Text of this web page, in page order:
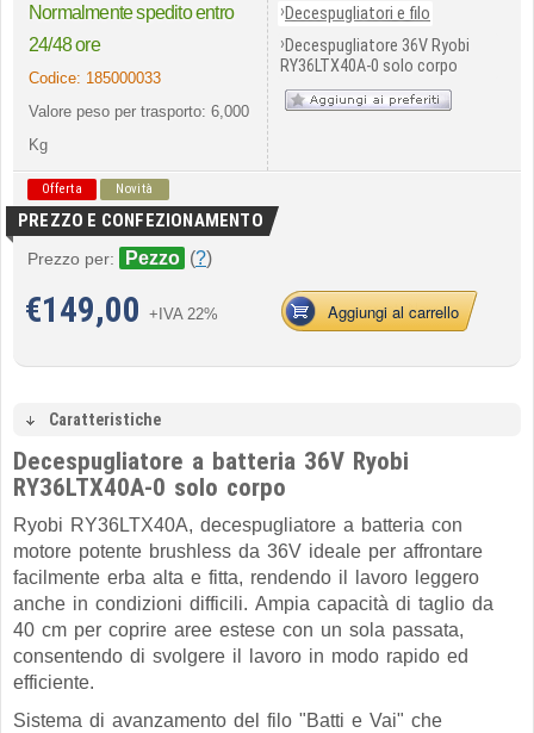
Normalmente spedito entro
24/48 ore
Codice: 185000033
Valore peso per trasporto: 6,000
Kg
›Decespugliatori e filo
›Decespugliatore 36V Ryobi
RY36LTX40A-0 solo corpo
Offerta Novità
PREZZO E CONFEZIONAMENTO
Prezzo per: Pezzo (?)
€149,00 +IVA 22% Aggiungi al carrello
Caratteristiche
Decespugliatore a batteria 36V Ryobi
RY36LTX40A-0 solo corpo
Ryobi RY36LTX40A, decespugliatore a batteria con
motore potente brushless da 36V ideale per affrontare
facilmente erba alta e fitta, rendendo il lavoro leggero
anche in condizioni difficili. Ampia capacità di taglio da
40 cm per coprire aree estese con un sola passata,
consentendo di svolgere il lavoro in modo rapido ed
efficiente.
Sistema di avanzamento del filo "Batti e Vai" che